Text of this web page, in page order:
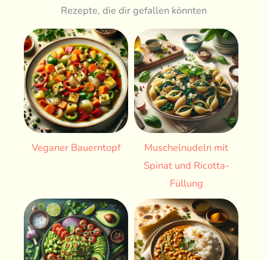
Rezepte, die dir gefallen könnten
Veganer Bauerntopf
Muschelnudeln mit
Spinat und Ricotta-
Füllung